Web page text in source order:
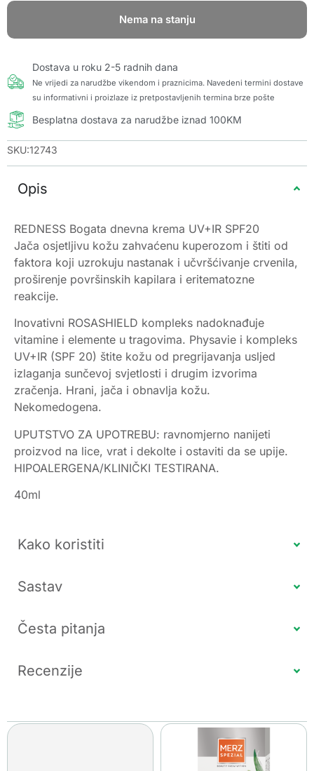
Nema na stanju
Dostava u roku 2-5 radnih dana
Ne vrijedi za narudžbe vikendom i praznicima. Navedeni termini dostave
su informativni i proizlaze iz pretpostavljenih termina brze pošte
Besplatna dostava za narudžbe iznad 100KM
SKU:12743
Opis
REDNESS Bogata dnevna krema UV+IR SPF20
Jača osjetljivu kožu zahvaćenu kuperozom i štiti od
faktora koji uzrokuju nastanak i učvršćivanje crvenila,
proširenje površinskih kapilara i eritematozne
reakcije.
Inovativni ROSASHIELD kompleks nadoknađuje
vitamine i elemente u tragovima. Physavie i kompleks
UV+IR (SPF 20) štite kožu od pregrijavanja usljed
izlaganja sunčevoj svjetlosti i drugim izvorima
zračenja. Hrani, jača i obnavlja kožu.
Nekomedogena.
UPUTSTVO ZA UPOTREBU: ravnomjerno nanijeti
proizvod na lice, vrat i dekolte i ostaviti da se upije.
HIPOALERGENA/KLINIČKI TESTIRANA.
40ml
Kako koristiti
Sastav
Česta pitanja
Recenzije